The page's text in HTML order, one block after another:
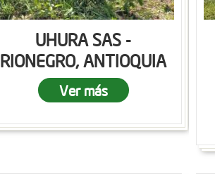
UHURA SAS -
RIONEGRO, ANTIOQUIA
Ver más